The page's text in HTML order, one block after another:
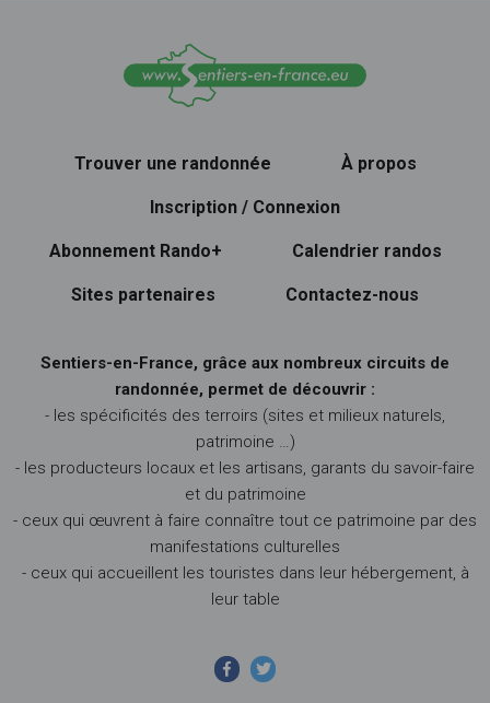
Trouver une randonnée À propos
Inscription / Connexion
Abonnement Rando+ Calendrier randos
Sites partenaires Contactez-nous
Sentiers-en-France, grâce aux nombreux circuits de
randonnée, permet de découvrir :
- les spécificités des terroirs (sites et milieux naturels,
patrimoine …)
- les producteurs locaux et les artisans, garants du savoir-faire
et du patrimoine
- ceux qui œuvrent à faire connaître tout ce patrimoine par des
manifestations culturelles
- ceux qui accueillent les touristes dans leur hébergement, à
leur table